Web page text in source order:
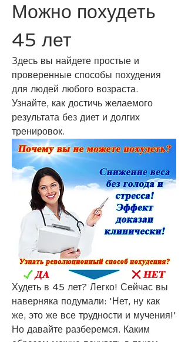
Можно похудеть
45 лет
Здесь вы найдете простые и
проверенные способы похудения
для людей любого возраста.
Узнайте, как достичь желаемого
результата без диет и долгих
тренировок.
Худеть в 45 лет? Легко! Сейчас вы
наверняка подумали: 'Нет, ну как
же, это же все трудности и мучения!'
Но давайте разберемся. Каким